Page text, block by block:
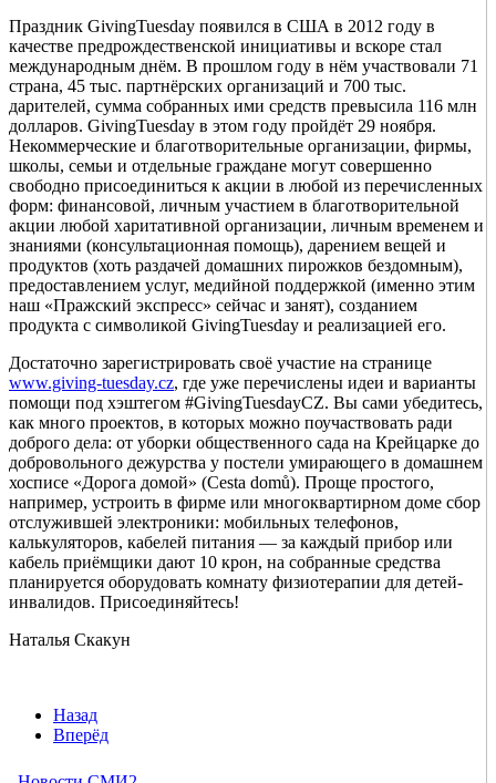
Праздник GivingTuesday появился в США в 2012 году в
качестве предрождественской инициативы и вскоре стал
международным днём. В прошлом году в нём участвовали 71
страна, 45 тыс. партнёрских организаций и 700 тыс.
дарителей, сумма собранных ими средств превысила 116 млн
долларов. GivingTuesday в этом году пройдёт 29 ноября.
Некоммерческие и благотворительные организации, фирмы,
школы, семьи и отдельные граждане могут совершенно
свободно присоединиться к акции в любой из перечисленных
форм: финансовой, личным участием в благотворительной
акции любой харитативной организации, личным временем и
знаниями (консультационная помощь), дарением вещей и
продуктов (хоть раздачей домашних пирожков бездомным),
предоставлением услуг, медийной поддержкой (именно этим
наш «Пражский экспресс» сейчас и занят), созданием
продукта с символикой GivingTuesday и реализацией его.
Достаточно зарегистрировать своё участие на странице
www.giving-tuesday.cz, где уже перечислены идеи и варианты
помощи под хэштегом #GivingTuesdayCZ. Вы сами убедитесь,
как много проектов, в которых можно поучаствовать ради
доброго дела: от уборки общественного сада на Крейцарке до
добровольного дежурства у постели умирающего в домашнем
хосписе «Дорога домой» (Cesta domů). Проще простого,
например, устроить в фирме или многоквартирном доме сбор
отслужившей электроники: мобильных телефонов,
калькуляторов, кабелей питания — за каждый прибор или
кабель приёмщики дают 10 крон, на собранные средства
планируется оборудовать комнату физиотерапии для детей-
инвалидов. Присоединяйтесь!
Наталья Скакун
Назад
Вперёд